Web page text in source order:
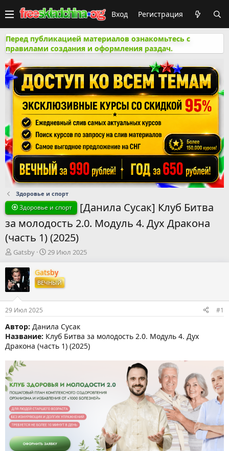
Вход Регистрация
Перед публикацией материалов ознакомьтесь с
правилами создания и оформления раздач.
Здоровье и спорт
Здоровье и спорт
[Данила Сусак] Клуб Битва
за молодость 2.0. Модуль 4. Дух Дракона
(часть 1) (2025)
А
т
о
р
т
е
м
ы
Gatsby
Д
т
а
н
а
л
а
29 Июл 2025
Gatsby
ВЕЧНЫЙ
29 Июл 2025 #1
Автор: Данила Сусак
Название: Клуб Битва за молодость 2.0. Модуль 4. Дух
Дракона (часть 1) (2025)